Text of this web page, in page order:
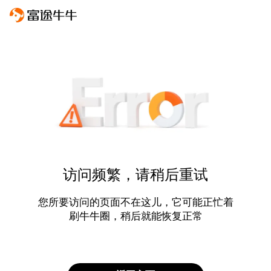
访问频繁，请稍后重试
您所要访问的页面不在这儿，它可能正忙着
刷牛牛圈，稍后就能恢复正常